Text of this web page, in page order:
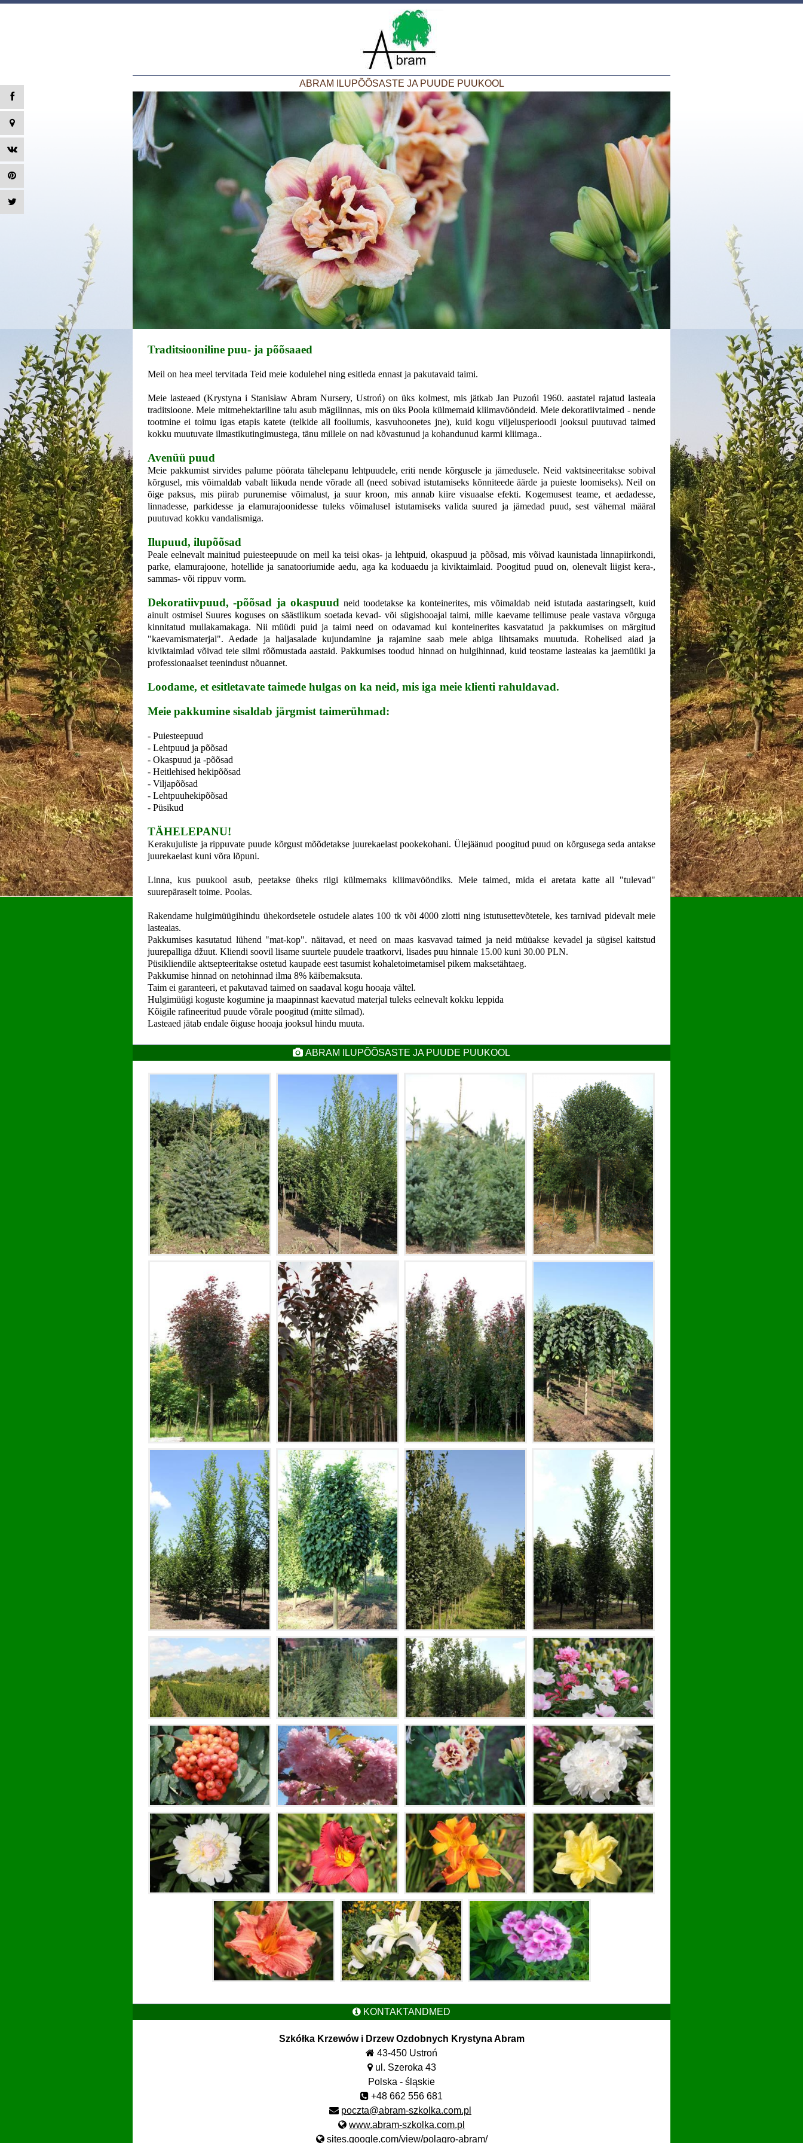
ABRAM ILUPÕÕSASTE JA PUUDE PUUKOOL
Traditsiooniline puu- ja põõsaaed
Meil on hea meel tervitada Teid meie kodulehel ning esitleda ennast ja pakutavaid taimi.
Meie lasteaed (Krystyna i Stanisław Abram Nursery, Ustroń) on üks kolmest, mis jätkab Jan Puzońi 1960. aastatel rajatud lasteaia
traditsioone. Meie mitmehektariline talu asub mägilinnas, mis on üks Poola külmemaid kliimavööndeid. Meie dekoratiivtaimed - nende
tootmine ei toimu igas etapis katete (telkide all fooliumis, kasvuhoonetes jne), kuid kogu viljelusperioodi jooksul puutuvad taimed
kokku muutuvate ilmastikutingimustega, tänu millele on nad kõvastunud ja kohandunud karmi kliimaga..
Avenüü puud
Meie pakkumist sirvides palume pöörata tähelepanu lehtpuudele, eriti nende kõrgusele ja jämedusele. Neid vaktsineeritakse sobival
kõrgusel, mis võimaldab vabalt liikuda nende võrade all (need sobivad istutamiseks kõnniteede äärde ja puieste loomiseks). Neil on
õige paksus, mis piirab purunemise võimalust, ja suur kroon, mis annab kiire visuaalse efekti. Kogemusest teame, et aedadesse,
linnadesse, parkidesse ja elamurajoonidesse tuleks võimalusel istutamiseks valida suured ja jämedad puud, sest vähemal määral
puutuvad kokku vandalismiga.
Ilupuud, ilupõõsad
Peale eelnevalt mainitud puiesteepuude on meil ka teisi okas- ja lehtpuid, okaspuud ja põõsad, mis võivad kaunistada linnapiirkondi,
parke, elamurajoone, hotellide ja sanatooriumide aedu, aga ka koduaedu ja kiviktaimlaid. Poogitud puud on, olenevalt liigist kera-,
sammas- või rippuv vorm.
Dekoratiivpuud, -põõsad ja okaspuud neid toodetakse ka konteinerites, mis võimaldab neid istutada aastaringselt, kuid
ainult ostmisel Suures koguses on säästlikum soetada kevad- või sügishooajal taimi, mille kaevame tellimuse peale vastava võrguga
kinnitatud mullakamakaga. Nii müüdi puid ja taimi need on odavamad kui konteinerites kasvatatud ja pakkumises on märgitud
"kaevamismaterjal". Aedade ja haljasalade kujundamine ja rajamine saab meie abiga lihtsamaks muutuda. Rohelised aiad ja
kiviktaimlad võivad teie silmi rõõmustada aastaid. Pakkumises toodud hinnad on hulgihinnad, kuid teostame lasteaias ka jaemüüki ja
professionaalset teenindust nõuannet.
Loodame, et esitletavate taimede hulgas on ka neid, mis iga meie klienti rahuldavad.
Meie pakkumine sisaldab järgmist taimerühmad:
- Puiesteepuud
- Lehtpuud ja põõsad
- Okaspuud ja -põõsad
- Heitlehised hekipõõsad
- Viljapõõsad
- Lehtpuuhekipõõsad
- Püsikud
TÄHELEPANU!
Kerakujuliste ja rippuvate puude kõrgust mõõdetakse juurekaelast pookekohani. Ülejäänud poogitud puud on kõrgusega seda antakse
juurekaelast kuni võra lõpuni.
Linna, kus puukool asub, peetakse üheks riigi külmemaks kliimavööndiks. Meie taimed, mida ei aretata katte all "tulevad"
suurepäraselt toime. Poolas.
Rakendame hulgimüügihindu ühekordsetele ostudele alates 100 tk või 4000 zlotti ning istutusettevõtetele, kes tarnivad pidevalt meie
lasteaias.
Pakkumises kasutatud lühend "mat-kop". näitavad, et need on maas kasvavad taimed ja neid müüakse kevadel ja sügisel kaitstud
juurepalliga džuut. Kliendi soovil lisame suurtele puudele traatkorvi, lisades puu hinnale 15.00 kuni 30.00 PLN.
Püsikliendile aktsepteeritakse ostetud kaupade eest tasumist kohaletoimetamisel pikem maksetähtaeg.
Pakkumise hinnad on netohinnad ilma 8% käibemaksuta.
Taim ei garanteeri, et pakutavad taimed on saadaval kogu hooaja vältel.
Hulgimüügi koguste kogumine ja maapinnast kaevatud materjal tuleks eelnevalt kokku leppida
Kõigile rafineeritud puude võrale poogitud (mitte silmad).
Lasteaed jätab endale õiguse hooaja jooksul hindu muuta.
ABRAM ILUPÕÕSASTE JA PUUDE PUUKOOL
KONTAKTANDMED
Szkółka Krzewów i Drzew Ozdobnych Krystyna Abram
43-450 Ustroń
ul. Szeroka 43
Polska - śląskie
+48 662 556 681
poczta@abram-szkolka.com.pl
www.abram-szkolka.com.pl
sites.google.com/view/polagro-abram/